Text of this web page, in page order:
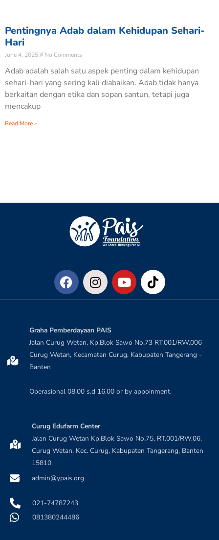
Pentingnya Adab dalam Kehidupan Sehari-
Hari
June 4, 2025 No Comments
Adab adalah salah satu aspek penting dalam kehidupan
sehari-hari yang sering kali diabaikan. Adab tidak hanya
berkaitan dengan etika dan sopan santun, tetapi juga
mencakup
Read More »
Graha Pemberdayaan PAIS
Jalan Curug Wetan, Kp.Blok Sawo No.73 RT.001/RW.006
Curug Wetan, Kecamatan Curug, Kabupaten Tangerang -
Banten
Operasional 08.00 s.d 16.00 or by appoinment.
Curug Edufarm Center
Jalan Curug Wetan Kp.Blok Sawo No.75, RT.001/RW,06,
Curug Wetan, Kec. Curug, Kabupaten Tangerang, Banten
15810
admin@ypais.org
021-74787243
081380244486